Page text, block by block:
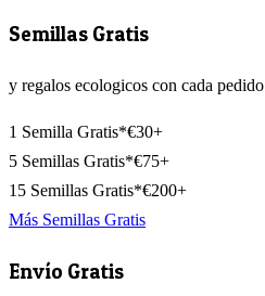
Semillas Gratis
y regalos ecologicos con cada pedido
1 Semilla Gratis*€30+
5 Semillas Gratis*€75+
15 Semillas Gratis*€200+
Más Semillas Gratis
Envío Gratis